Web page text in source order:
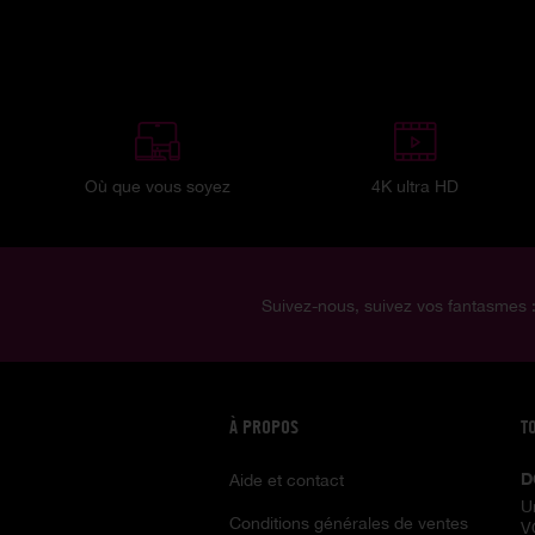
Où que vous soyez 4K ultra HD
Suivez-nous, suivez vos fantasmes :
À PROPOS
Aide et contact
Conditions générales de ventes